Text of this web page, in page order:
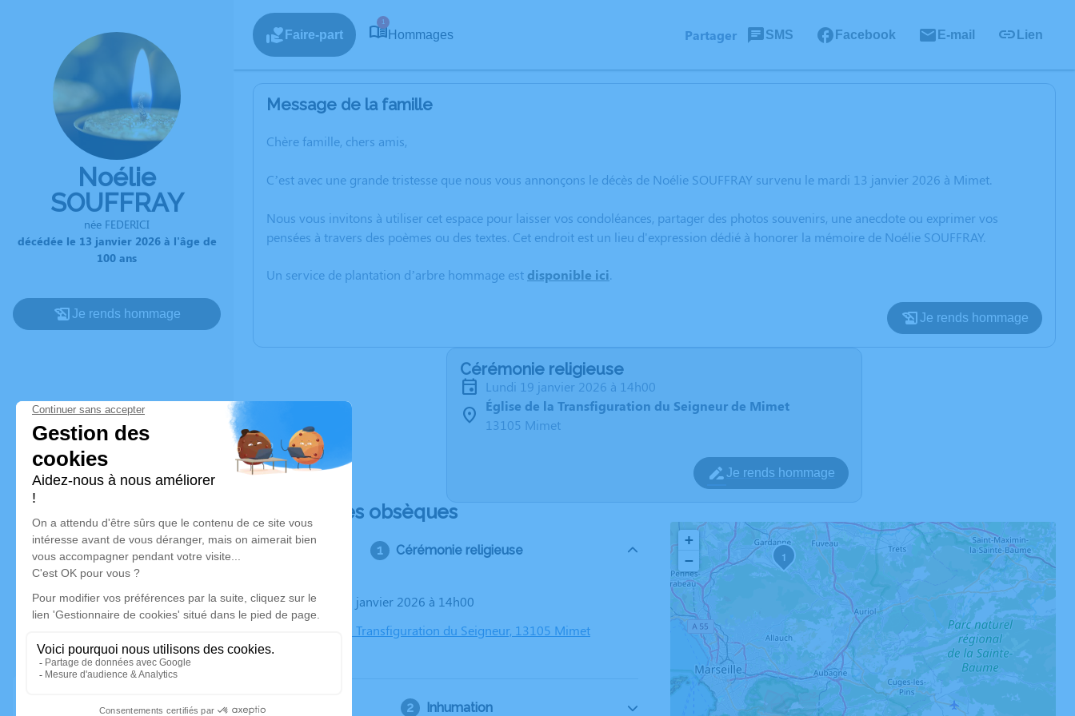
Noélie
SOUFFRAY
née FEDERICI
décédée le 13 janvier 2026 à l'âge de
100 ans
Je rends hommage
Faire-part
1
Hommages Partager SMS Facebook E-mail Lien
Message de la famille
Chère famille, chers amis,
C’est avec une grande tristesse que nous vous annonçons le décès de Noélie SOUFFRAY survenu le mardi 13 janvier 2026 à Mimet.
Nous vous invitons à utiliser cet espace pour laisser vos condoléances, partager des photos souvenirs, une anecdote ou exprimer vos
pensées à travers des poèmes ou des textes. Cet endroit est un lieu d'expression dédié à honorer la mémoire de Noélie SOUFFRAY.
Un service de plantation d’arbre hommage est disponible ici.
Je rends hommage
Cérémonie religieuse
lundi 19 janvier 2026 à 14h00
Église de la Transfiguration du Seigneur de Mimet
13105 Mimet
Je rends hommage
Déroulé des obsèques
Cérémonie religieuse
Le lundi 19 janvier 2026 à 14h00
Église de la Transfiguration du Seigneur, 13105 Mimet
Inhumation
1
+
−